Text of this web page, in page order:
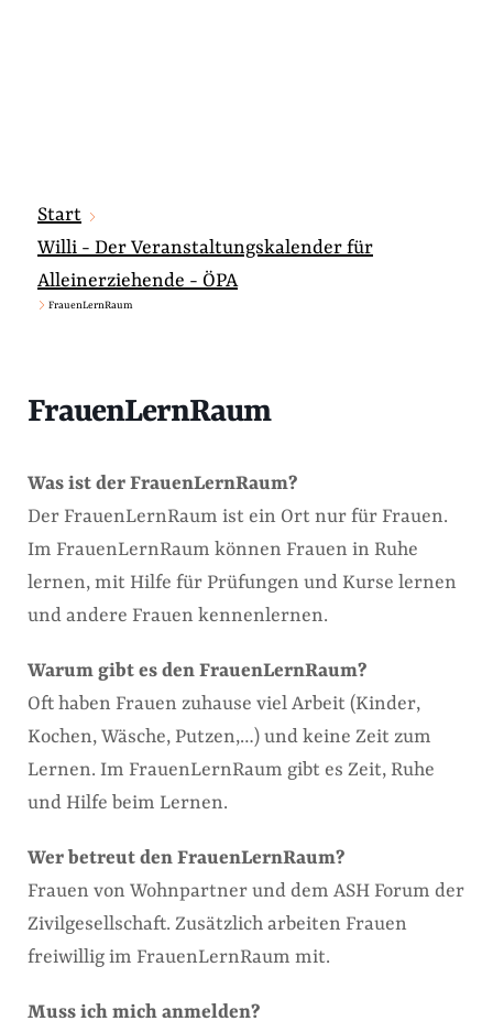
Start
Willi - Der Veranstaltungskalender für
Alleinerziehende - ÖPA
FrauenLernRaum
FrauenLernRaum
Was ist der FrauenLernRaum?
Der FrauenLernRaum ist ein Ort nur für Frauen.
Im FrauenLernRaum können Frauen in Ruhe
lernen, mit Hilfe für Prüfungen und Kurse lernen
und andere Frauen kennenlernen.
Warum gibt es den FrauenLernRaum?
Oft haben Frauen zuhause viel Arbeit (Kinder,
Kochen, Wäsche, Putzen,…) und keine Zeit zum
Lernen. Im FrauenLernRaum gibt es Zeit, Ruhe
und Hilfe beim Lernen.
Wer betreut den FrauenLernRaum?
Frauen von Wohnpartner und dem ASH Forum der
Zivilgesellschaft. Zusätzlich arbeiten Frauen
freiwillig im FrauenLernRaum mit.
Muss ich mich anmelden?